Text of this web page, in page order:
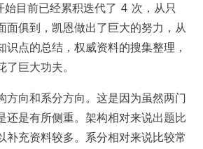
目前已经累积迭代了 4 次，从只
面俱到，凯恩做出了巨大的努力，从
识点的总结，权威资料的搜集整理，
巨大功夫。
方向和系分方向。这是因为虽然两门
还是有所侧重。架构相对来说出题比
补充资料较多。系分相对来说比较常